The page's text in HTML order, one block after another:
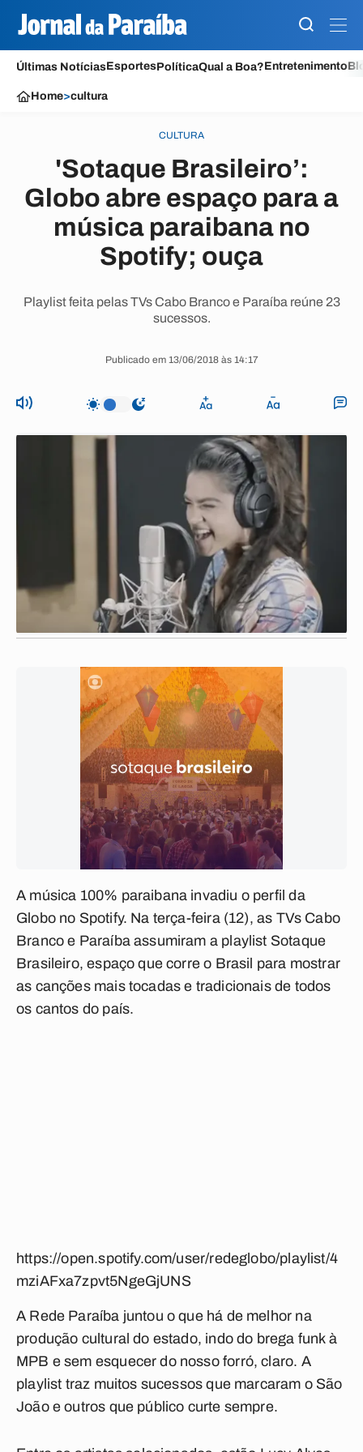
Últimas NotíciasEsportesPolíticaQual a Boa?Entretenimento
Home>cultura
CULTURA
'Sotaque Brasileiro’:
Globo abre espaço para a
música paraibana no
Spotify; ouça
Playlist feita pelas TVs Cabo Branco e Paraíba reúne 23
sucessos.
Publicado em 13/06/2018 às 14:17
A música 100% paraibana invadiu o perfil da
Globo no Spotify. Na terça-feira (12), as TVs Cabo
Branco e Paraíba assumiram a playlist Sotaque
Brasileiro, espaço que corre o Brasil para mostrar
as canções mais tocadas e tradicionais de todos
os cantos do país.
https://open.spotify.com/user/redeglobo/playlist/4
mziAFxa7zpvt5NgeGjUNS
A Rede Paraíba juntou o que há de melhor na
produção cultural do estado, indo do brega funk à
MPB e sem esquecer do nosso forró, claro. A
playlist traz muitos sucessos que marcaram o São
João e outros que público curte sempre.